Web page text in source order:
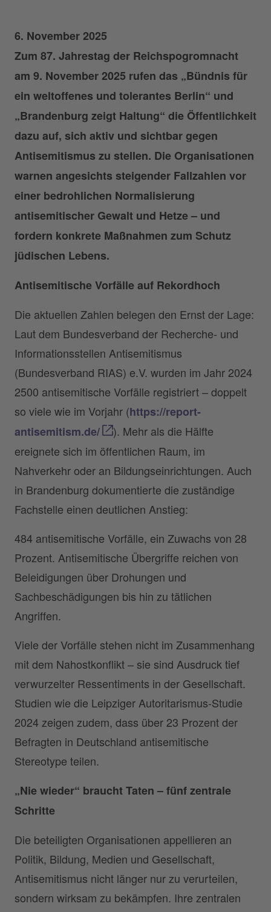
6. November 2025
Zum 87. Jahrestag der Reichspogromnacht
am 9. November 2025 rufen das „Bündnis für
ein weltoffenes und tolerantes Berlin“ und
„Brandenburg zeigt Haltung“ die Öffentlichkeit
dazu auf, sich aktiv und sichtbar gegen
Antisemitismus zu stellen. Die Organisationen
warnen angesichts steigender Fallzahlen vor
einer bedrohlichen Normalisierung
antisemitischer Gewalt und Hetze – und
fordern konkrete Maßnahmen zum Schutz
jüdischen Lebens.
Antisemitische Vorfälle auf Rekordhoch
Die aktuellen Zahlen belegen den Ernst der Lage:
Laut dem Bundesverband der Recherche- und
Informationsstellen Antisemitismus
(Bundesverband RIAS) e.V. wurden im Jahr 2024
2500 antisemitische Vorfälle registriert – doppelt
so viele wie im Vorjahr (https://report-
antisemitism.de/
). Mehr als die Hälfte
ereignete sich im öffentlichen Raum, im
Nahverkehr oder an Bildungseinrichtungen. Auch
in Brandenburg dokumentierte die zuständige
Fachstelle einen deutlichen Anstieg:
484 antisemitische Vorfälle, ein Zuwachs von 28
Prozent. Antisemitische Übergriffe reichen von
Beleidigungen über Drohungen und
Sachbeschädigungen bis hin zu tätlichen
Angriffen.
Viele der Vorfälle stehen nicht im Zusammenhang
mit dem Nahostkonflikt – sie sind Ausdruck tief
verwurzelter Ressentiments in der Gesellschaft.
Studien wie die Leipziger Autoritarismus-Studie
2024 zeigen zudem, dass über 23 Prozent der
Befragten in Deutschland antisemitische
Stereotype teilen.
„Nie wieder“ braucht Taten – fünf zentrale
Schritte
Die beteiligten Organisationen appellieren an
Politik, Bildung, Medien und Gesellschaft,
Antisemitismus nicht länger nur zu verurteilen,
sondern wirksam zu bekämpfen. Ihre zentralen